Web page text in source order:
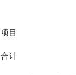
项目
合